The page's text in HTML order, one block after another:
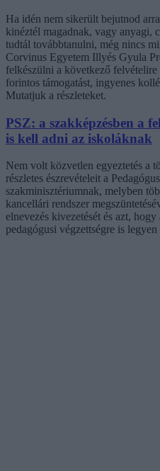
Ha idén nem sikerült bejutnod
kinéztél magadnak, vagy anyagi,
tudtál továbbtanulni, még nincs
Corvinus Egyetem Illyés Gyula
felkészülni a következő
forintos támogatást, ingyenes
Mutatjuk a részleteket.
PSZ: a szakképzésben a
is kell adni az iskoláknak
Nem volt közvetlen egyeztetés a
részletes észrevételeit a
szakminisztériumnak, melyben
kancellári rendszer
elnevezés kivezetését és azt,
pedagógusi végzettségre is legyen